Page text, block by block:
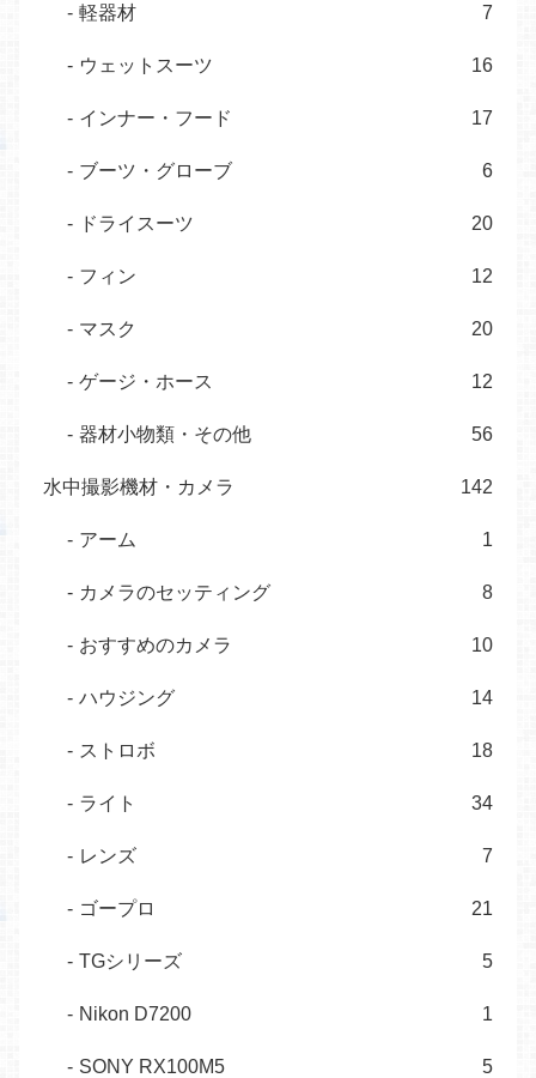
軽器材 7
ウェットスーツ 16
インナー・フード 17
ブーツ・グローブ 6
ドライスーツ 20
フィン 12
マスク 20
ゲージ・ホース 12
器材小物類・その他 56
水中撮影機材・カメラ 142
アーム 1
カメラのセッティング 8
おすすめのカメラ 10
ハウジング 14
ストロボ 18
ライト 34
レンズ 7
ゴープロ 21
TGシリーズ 5
Nikon D7200 1
SONY RX100M5 5